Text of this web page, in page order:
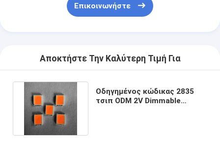
Επικοινωνήστε
Αποκτήστε Την Καλύτερη Τιμή Για
Οδηγημένος κώδικας 2835
τσιπ ODM 2V Dimmable